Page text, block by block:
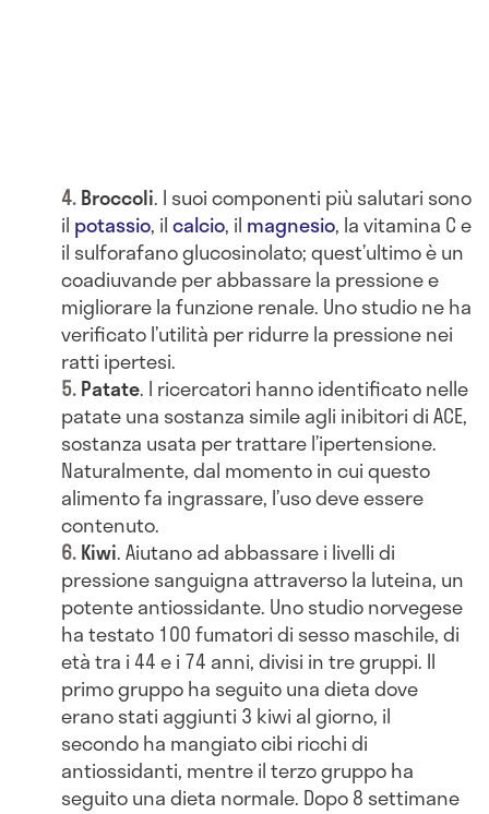
Broccoli. I suoi componenti più salutari sono
il potassio, ilcalcio, il magnesio, la vitamina C e
il sulforafano glucosinolato; quest’ultimo è un
coadiuvande per abbassare la pressione e
migliorare la funzione renale. Uno studio ne ha
verificato l’utilità per ridurre la pressione nei
ratti ipertesi.
Patate. I ricercatori hanno identificato nelle
patate una sostanza simile agli inibitori di ACE,
sostanza usata per trattare l’ipertensione.
Naturalmente, dal momento in cui questo
alimento fa ingrassare, l’uso deve essere
contenuto.
Kiwi. Aiutano ad abbassare i livelli di
pressione sanguigna attraverso la luteina, un
potente antiossidante. Uno studio norvegese
ha testato 100 fumatori di sesso maschile, di
età tra i 44 e i 74 anni, divisi in tre gruppi. Il
primo gruppo ha seguito una dieta dove
erano stati aggiunti 3 kiwi al giorno, il
secondo ha mangiato cibi ricchi di
antiossidanti, mentre il terzo gruppo ha
seguito una dieta normale. Dopo 8 settimane